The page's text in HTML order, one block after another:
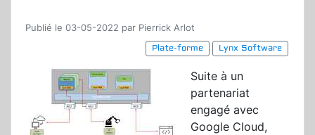
Publié le 03-05-2022 par Pierrick Arlot
Plate-forme
Lynx Software
Suite à un
partenariat
engagé avec
Google Cloud,